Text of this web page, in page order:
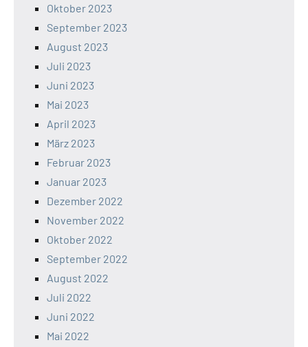
Oktober 2023
September 2023
August 2023
Juli 2023
Juni 2023
Mai 2023
April 2023
März 2023
Februar 2023
Januar 2023
Dezember 2022
November 2022
Oktober 2022
September 2022
August 2022
Juli 2022
Juni 2022
Mai 2022